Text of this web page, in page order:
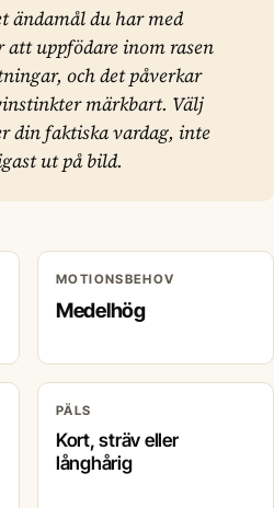
ändamål du har med
att uppfödare inom rasen
och det påverkar
märkbart. Välj
din faktiska vardag, inte
ut på bild.
MOTIONSBEHOV
Medelhög
PÄLS
Kort, sträv eller
långhårig